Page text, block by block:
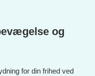
og
for din frihed ved